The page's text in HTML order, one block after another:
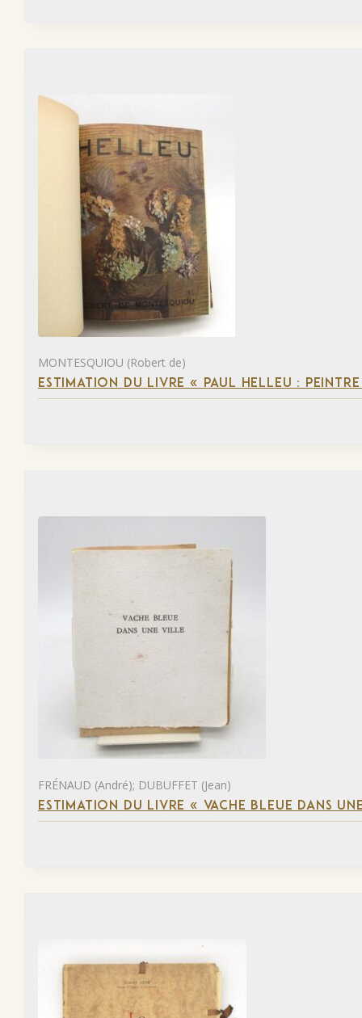
MONTESQUIOU (Robert de)
ESTIMATION DU LIVRE « PAUL HELLEU :
FRÉNAUD (André); DUBUFFET (Jean)
ESTIMATION DU LIVRE « VACHE BLEUE DANS